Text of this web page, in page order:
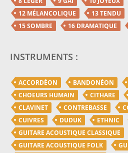
12 MÉLANCOLIQUE
13 TENDU
15 SOMBRE
16 DRAMATIQUE
INSTRUMENTS :
ACCORDÉON BANDONÉON
CHOEURS HUMAIN
CITHARE
CLAVINET
CONTREBASSE
CUIVRES
DUDUK ETHNIC
GUITARE ACOUSTIQUE CLASSIQUE
GUITARE ACOUSTIQUE FOLK